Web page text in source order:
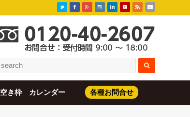
空き枠 カレンダー 各種お問合せ